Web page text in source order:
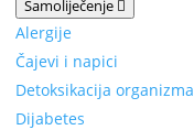
Samoliječenje
Alergije
Čajevi i napici
Detoksikacija organizma
Dijabetes